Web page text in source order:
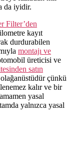
da iyidir.
Filter’den
kayıt
durdurabilen
montajı ve
üreticisi ve
satın
çünkü
kalır ve bir
yasal
yalnızca yasal